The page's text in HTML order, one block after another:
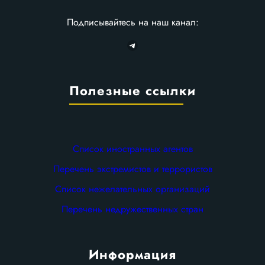
Подписывайтесь на наш канал:
Telegram
Полезные ссылки
Список иностранных агентов
Перечень экстремистов и террористов
Список нежелательных организаций
Перечень недружественных стран
Информация